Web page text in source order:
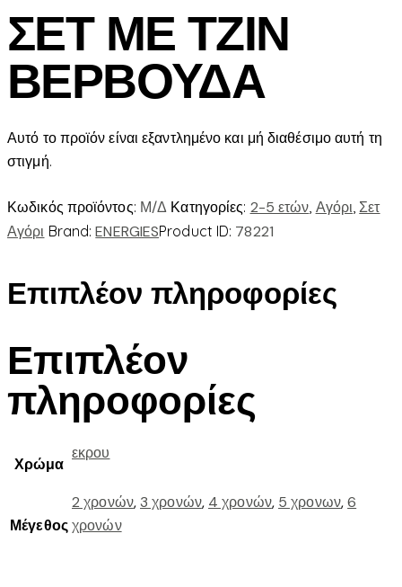
ΣΕΤ ΜΕ ΤΖΙΝ
ΒΕΡΒΟΥΔΑ
Αυτό το προϊόν είναι εξαντλημένο και μή διαθέσιμο αυτή τη
στιγμή.
Κωδικός προϊόντος: Μ/Δ Κατηγορίες: 2-5 ετών Αγόρι Σετ
Αγόρι Brand:ENERGIESProduct ID: 78221
Επιπλέον πληροφορίες
Επιπλέον
πληροφορίες
Χρώμα
εκρου
Μέγεθος
2 χρονών,3 χρονών, 4 χρονών, 5 χρονων,6
χρονών